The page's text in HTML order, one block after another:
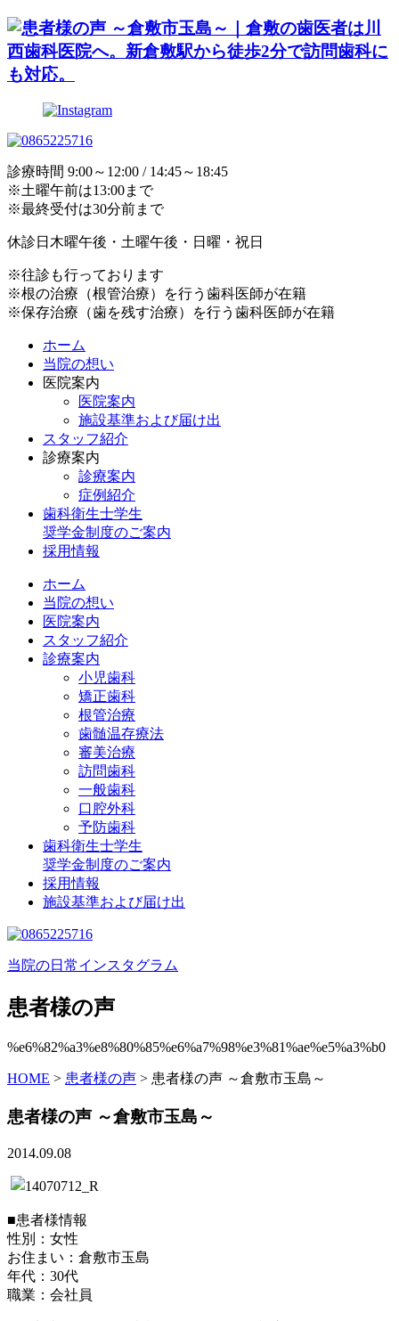
診療時間 9:00～12:00 / 14:45～18:45
※土曜午前は13:00まで
※最終受付は30分前まで
休診日 木曜午後・土曜午後・日曜・祝日
※往診も行っております
※根の治療（根管治療）を行う歯科医師が在籍
※保存治療（歯を残す治療）を行う歯科医師が在籍
ホーム
当院の想い
医院案内
医院案内
施設基準および届け出
スタッフ紹介
診療案内
診療案内
症例紹介
歯科衛生士学生
奨学金制度のご案内
採用情報
ホーム
当院の想い
医院案内
スタッフ紹介
診療案内
小児歯科
矯正歯科
根管治療
歯髄温存療法
審美治療
訪問歯科
一般歯科
口腔外科
予防歯科
歯科衛生士学生
奨学金制度のご案内
採用情報
施設基準および届け出
当院の日常インスタグラム
患者様の声
%e6%82%a3%e8%80%85%e6%a7%98%e3%81%ae%e5%a3%b0
HOME > 患者様の声 > 患者様の声 ～倉敷市玉島～
患者様の声 ～倉敷市玉島～
2014.09.08
■患者様情報
性別：女性
お住まい：倉敷市玉島
年代：30代
職業：会社員